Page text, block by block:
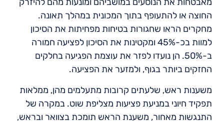
מאבטחות את הנוסעים במושביהם ומונעות מהם להיזרק
החוצה או להתעופף בתוך המכונית במהלך תאונה.
מחקרים הראו שחגורות בטיחות מפחיתות את הסיכון
למוות בכ-45% ומקטינות את הסיכון לפציעה חמורה
ב-50%. הן נועדו לפזר את עוצמת הפגיעה בחלקים
החזקים ביותר בגוף, ולמזער את הפציעה.
משענות ראש, שלעתים קרובות מתעלמים מהן, ממלאות
תפקיד חיוני במניעת פציעות מצליפת שוט. במקרה של
התנגשות מאחור, משענת הראש תומכת בצוואר ובראש,